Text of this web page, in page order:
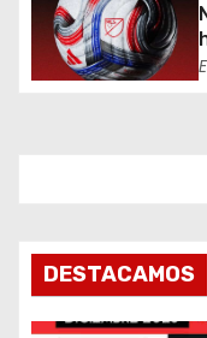
t
r
s
DESTACAMOS